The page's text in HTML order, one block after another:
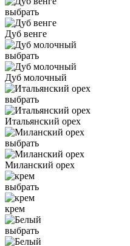
выбрать
Дуб венге
выбрать
Дуб молочный
выбрать
Итальянский орех
выбрать
Миланский орех
выбрать
крем
выбрать